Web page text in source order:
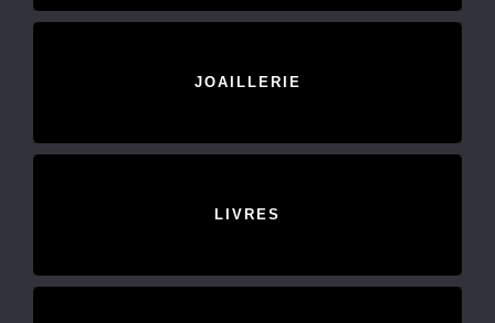
JOAILLERIE
LIVRES